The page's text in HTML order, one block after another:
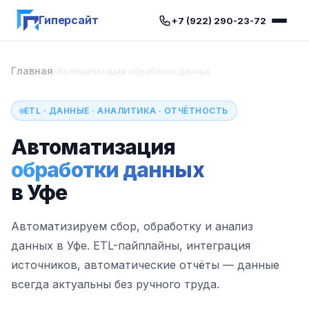
Гиперсайт +7 (922) 290-23-72
Главная›Автоматизация обработки данных
ETL · ДАННЫЕ · АНАЛИТИКА · ОТЧЁТНОСТЬ
Автоматизация
обработки данных
в Уфе
Автоматизируем сбор, обработку и анализ
данных в Уфе. ETL-пайплайны, интеграция
источников, автоматические отчёты — данные
всегда актуальны без ручного труда.